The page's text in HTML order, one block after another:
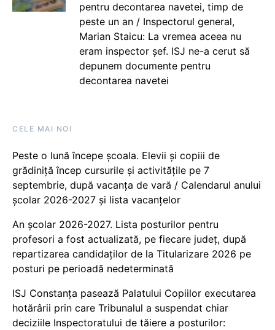
pentru decontarea navetei, timp de
peste un an / Inspectorul general,
Marian Staicu: La vremea aceea nu
eram inspector șef. ISJ ne-a cerut să
depunem documente pentru
decontarea navetei
CELE MAI NOI
Peste o lună începe școala. Elevii și copiii de
grădiniță încep cursurile și activitățile pe 7
septembrie, după vacanța de vară / Calendarul anului
școlar 2026-2027 și lista vacanțelor
An școlar 2026-2027. Lista posturilor pentru
profesori a fost actualizată, pe fiecare județ, după
repartizarea candidaților de la Titularizare 2026 pe
posturi pe perioadă nedeterminată
ISJ Constanța pasează Palatului Copiilor executarea
hotărârii prin care Tribunalul a suspendat chiar
deciziile Inspectoratului de tăiere a posturilor: